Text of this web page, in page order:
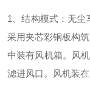
1、结构模式：无尘
采用夹芯彩钢板构
中装有风机箱。风
滤进风口。风机装